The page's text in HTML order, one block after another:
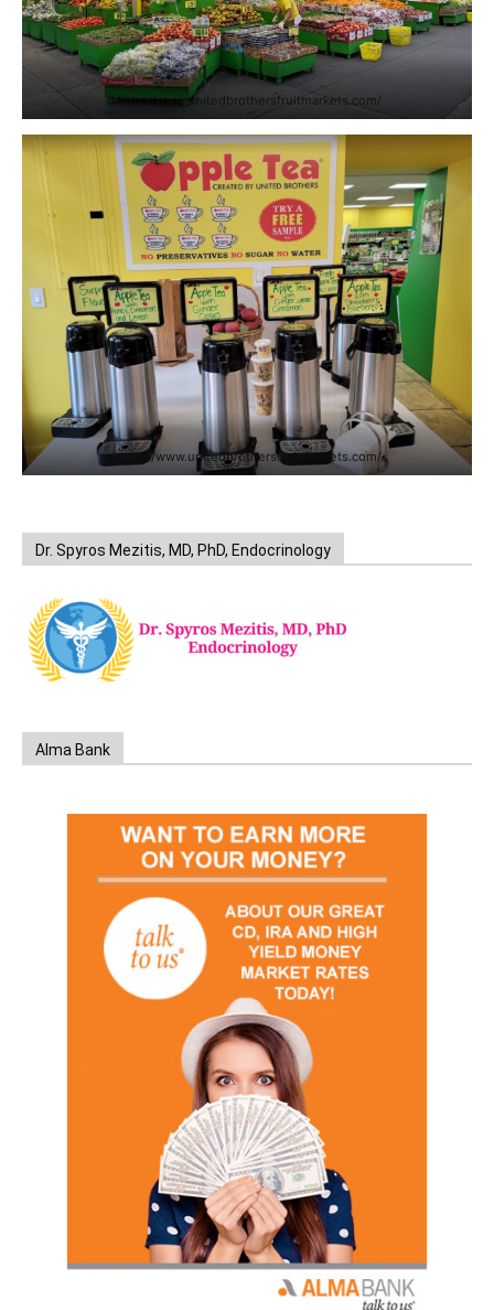
https://www.unitedbrothersfruitmarkets.com/
https://www.unitedbrothersfruitmarkets.com/
Dr. Spyros Mezitis, MD, PhD, Endocrinology
Alma Bank